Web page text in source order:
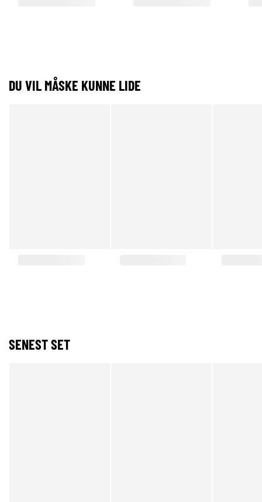
DU VIL MÅSKE KUNNE LIDE
SENEST SET